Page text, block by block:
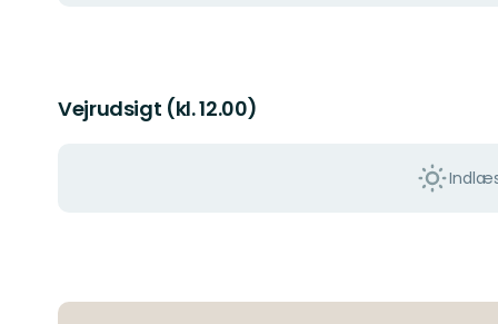
Vejrudsigt (kl. 12.00)